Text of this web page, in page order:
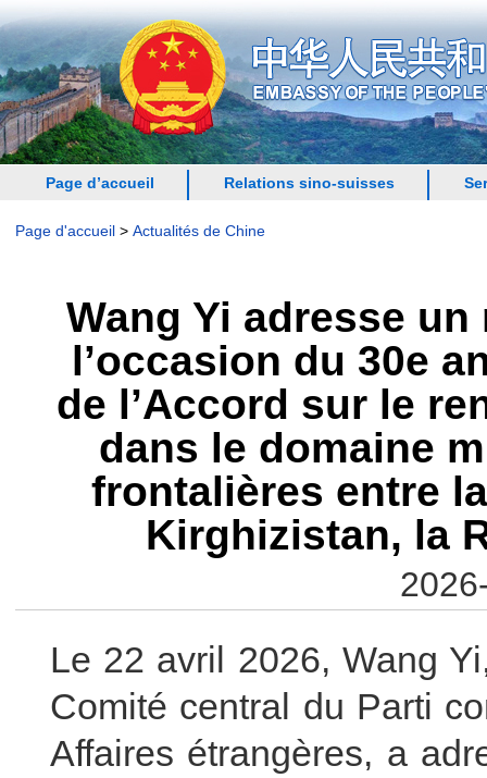
Page d’accueil Relations sino-suisses
Page d'accueil > Actualités de Chine
Wang Yi adresse
l’occasion du 30e
de l’Accord sur le
dans le domaine
frontalières entre
Kirghizistan, la
Le 22 avril 2026, Wang
Comité central du Parti
Affaires étrangères, a